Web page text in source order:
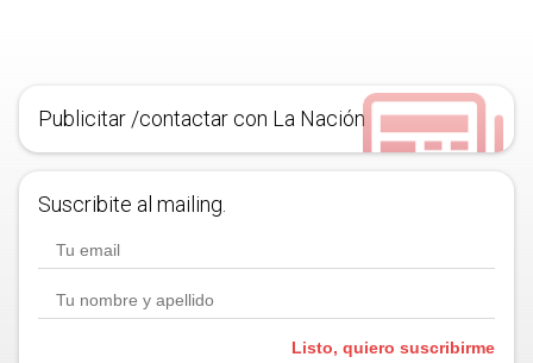
Publicitar /contactar con La Nación
Suscribite al mailing.
Listo, quiero suscribirme